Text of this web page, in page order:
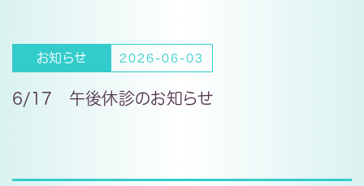
お知らせ 2026-06-03
6/17 午後休診のお知らせ